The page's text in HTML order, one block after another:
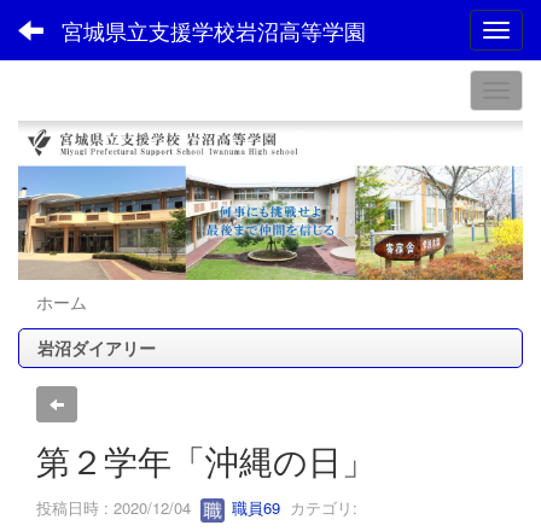
宮城県立支援学校岩沼高等学園
ホーム
岩沼ダイアリー
第２学年「沖縄の日」
投稿日時 : 2020/12/04 職員69 カテゴリ: